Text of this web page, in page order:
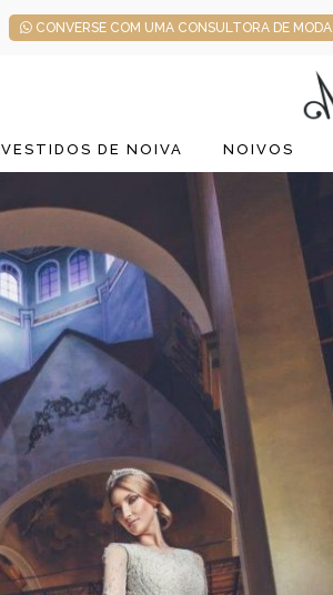
CONVERSE COM UMA CONSULTORA DE MODA.
VESTIDOS DE NOIVA NOIVOS